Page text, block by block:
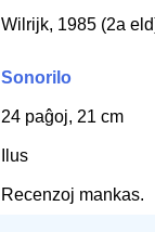
Wilrijk, 1985 (2a
Sonorilo
24 paĝoj, 21 cm
Ilus
Recenzoj mankas.